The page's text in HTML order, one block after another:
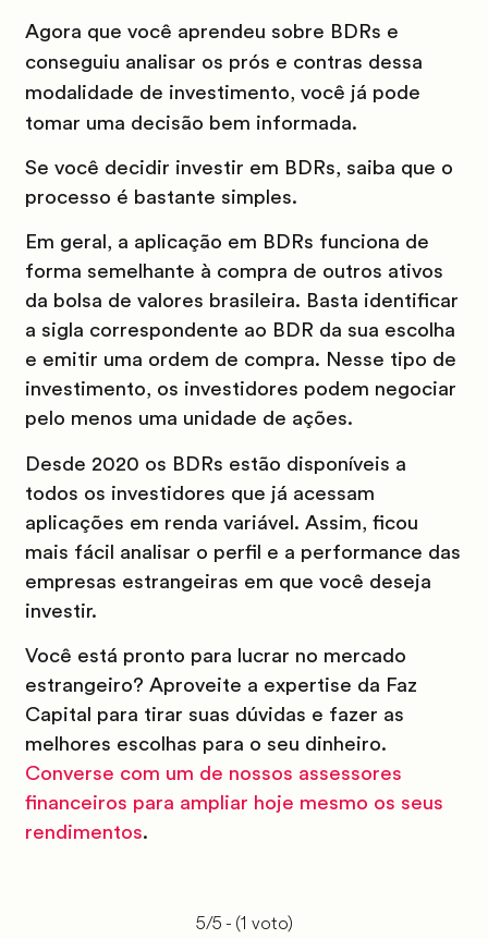
Agora que você aprendeu sobre BDRs e
conseguiu analisar os prós e contras dessa
modalidade de investimento, você já pode
tomar uma decisão bem informada.
Se você decidir investir em BDRs, saiba que o
processo é bastante simples.
Em geral, a aplicação em BDRs funciona de
forma semelhante à compra de outros ativos
da bolsa de valores brasileira. Basta identificar
a sigla correspondente ao BDR da sua escolha
e emitir uma ordem de compra. Nesse tipo de
investimento, os investidores podem negociar
pelo menos uma unidade de ações.
Desde 2020 os BDRs estão disponíveis a
todos os investidores que já acessam
aplicações em renda variável. Assim, ficou
mais fácil analisar o perfil e a performance das
empresas estrangeiras em que você deseja
investir.
Você está pronto para lucrar no mercado
estrangeiro? Aproveite a expertise da Faz
Capital para tirar suas dúvidas e fazer as
melhores escolhas para o seu dinheiro.
Converse com um de nossos assessores
financeiros para ampliar hoje mesmo os seus
rendimentos.
5/5 - (1 voto)